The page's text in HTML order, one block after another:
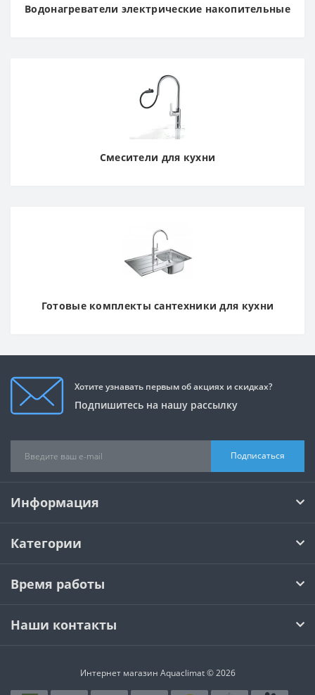
Водонагреватели электрические накопительные
Смесители для кухни
Готовые комплекты сантехники для кухни
Хотите узнавать первым об акциях и скидках?
Подпишитесь на нашу рассылку
Подписаться
Информация
Категории
Время работы
Наши контакты
Интернет магазин Aquaclimat © 2026